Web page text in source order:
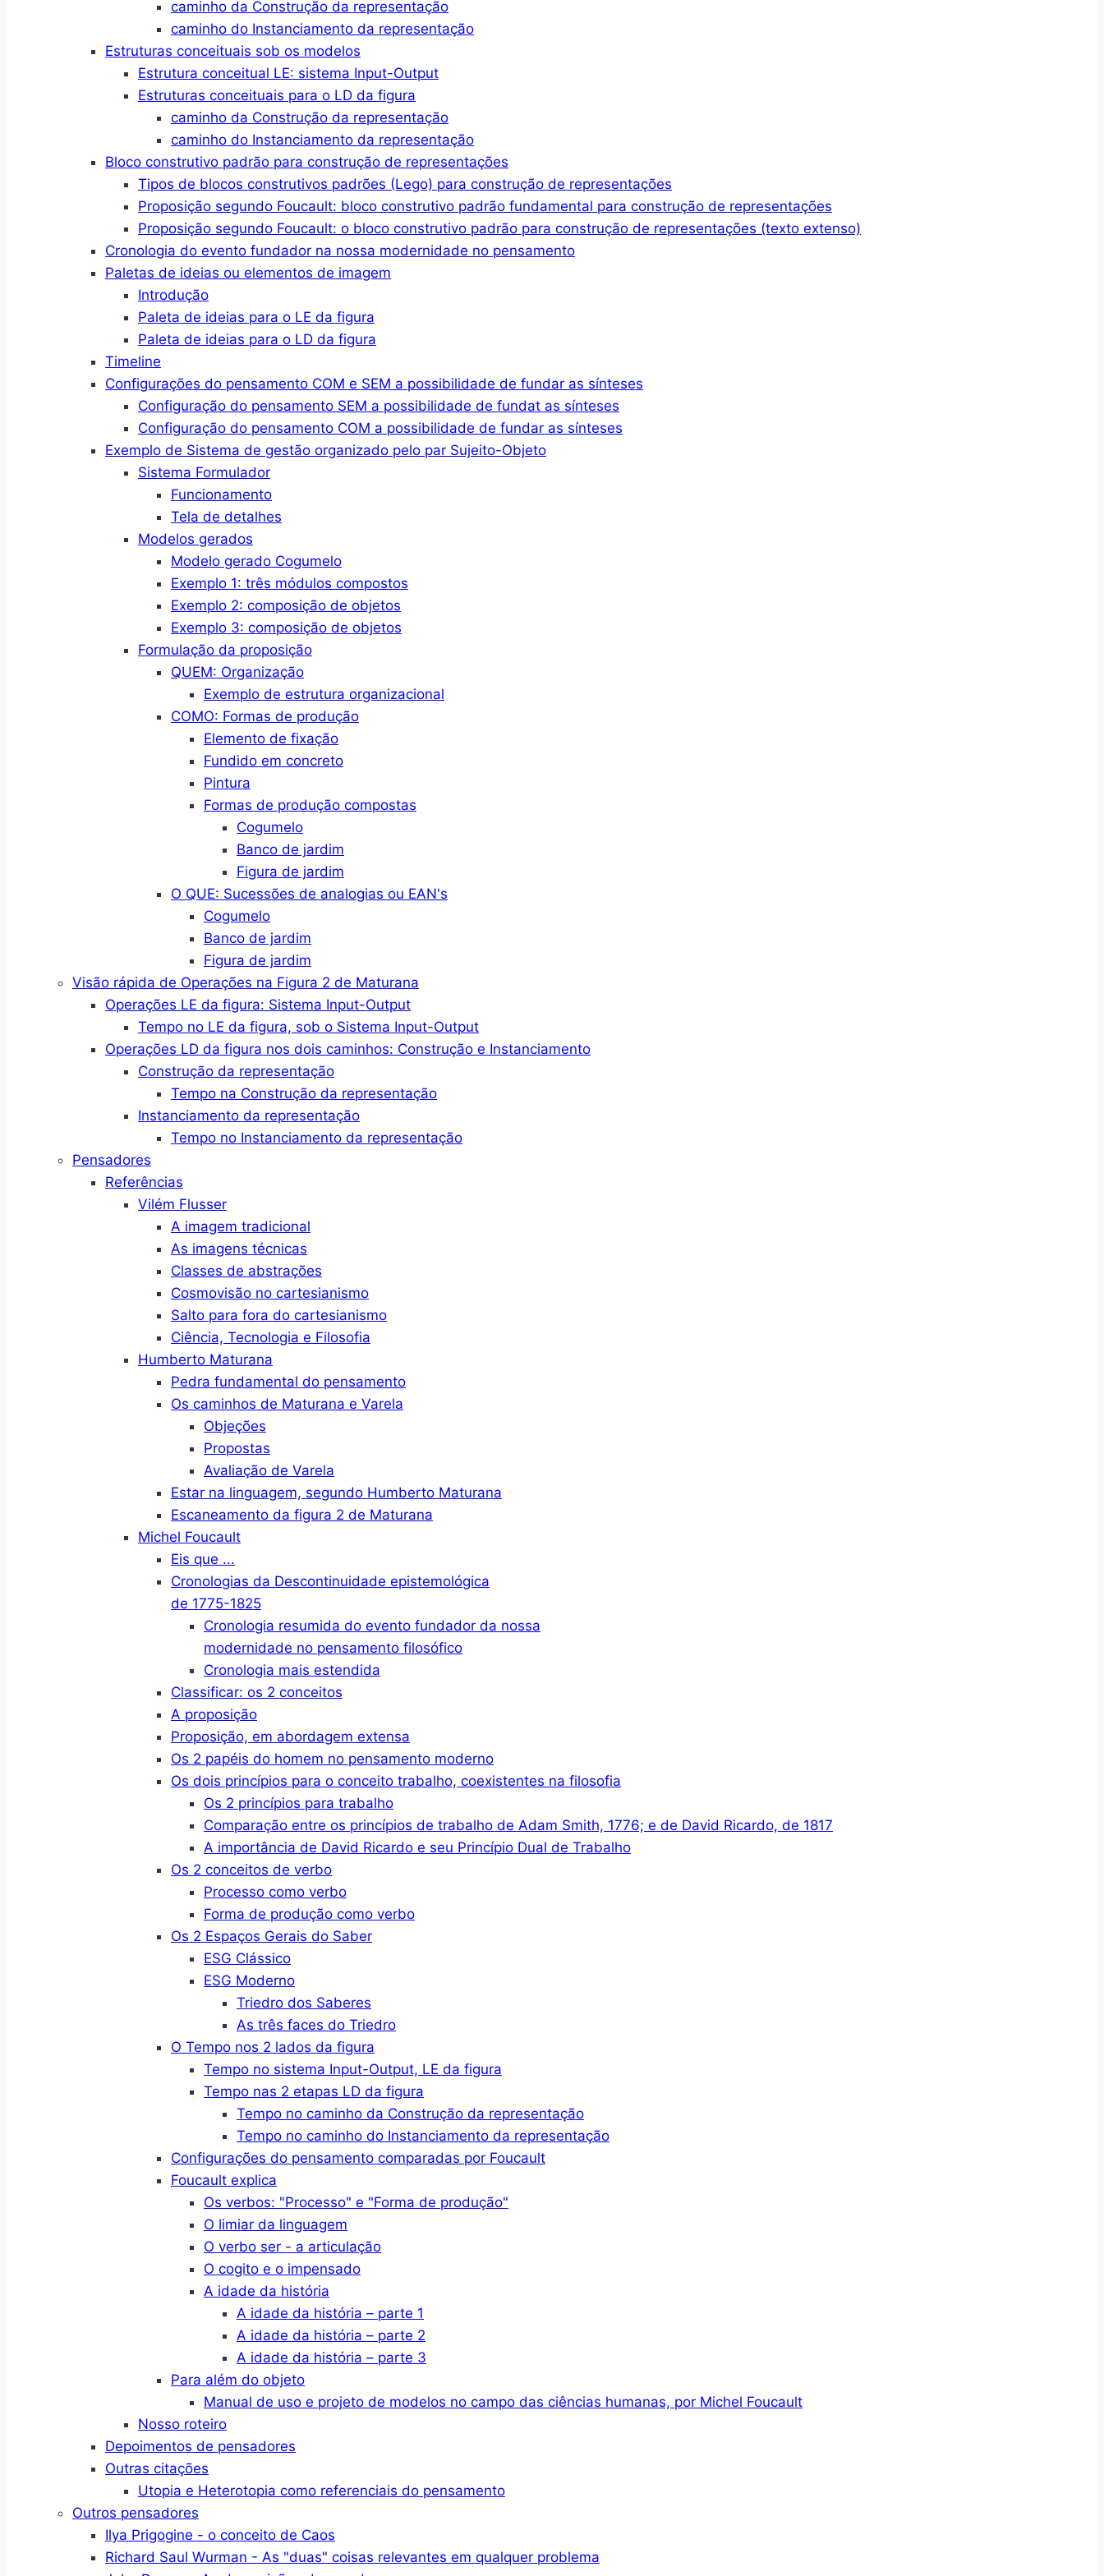
caminho da Construção da representação
caminho do Instanciamento da representação
Estruturas conceituais sob os modelos
Estrutura conceitual LE: sistema Input-Output
Estruturas conceituais para o LD da figura
caminho da Construção da representação
caminho do Instanciamento da representação
Bloco construtivo padrão para construção de representações
Tipos de blocos construtivos padrões (Lego) para construção de representações
Proposição segundo Foucault: bloco construtivo padrão fundamental para construção de representações
Proposição segundo Foucault: o bloco construtivo padrão para construção de representações (texto extenso)
Cronologia do evento fundador na nossa modernidade no pensamento
Paletas de ideias ou elementos de imagem
Introdução
Paleta de ideias para o LE da figura
Paleta de ideias para o LD da figura
Timeline
Configurações do pensamento COM e SEM a possibilidade de fundar as sínteses
Configuração do pensamento SEM a possibilidade de fundat as sínteses
Configuração do pensamento COM a possibilidade de fundar as sínteses
Exemplo de Sistema de gestão organizado pelo par Sujeito-Objeto
Sistema Formulador
Funcionamento
Tela de detalhes
Modelos gerados
Modelo gerado Cogumelo
Exemplo 1: três módulos compostos
Exemplo 2: composição de objetos
Exemplo 3: composição de objetos
Formulação da proposição
QUEM: Organização
Exemplo de estrutura organizacional
COMO: Formas de produção
Elemento de fixação
Fundido em concreto
Pintura
Formas de produção compostas
Cogumelo
Banco de jardim
Figura de jardim
O QUE: Sucessões de analogias ou EAN's
Cogumelo
Banco de jardim
Figura de jardim
Visão rápida de Operações na Figura 2 de Maturana
Operações LE da figura: Sistema Input-Output
Tempo no LE da figura, sob o Sistema Input-Output
Operações LD da figura nos dois caminhos: Construção e Instanciamento
Construção da representação
Tempo na Construção da representação
Instanciamento da representação
Tempo no Instanciamento da representação
Pensadores
Referências
Vilém Flusser
A imagem tradicional
As imagens técnicas
Classes de abstrações
Cosmovisão no cartesianismo
Salto para fora do cartesianismo
Ciência, Tecnologia e Filosofia
Humberto Maturana
Pedra fundamental do pensamento
Os caminhos de Maturana e Varela
Objeções
Propostas
Avaliação de Varela
Estar na linguagem, segundo Humberto Maturana
Escaneamento da figura 2 de Maturana
Michel Foucault
Eis que ...
Cronologias da Descontinuidade epistemológica
de 1775-1825
Cronologia resumida do evento fundador da nossa
modernidade no pensamento filosófico
Cronologia mais estendida
Classificar: os 2 conceitos
A proposição
Proposição, em abordagem extensa
Os 2 papéis do homem no pensamento moderno
Os dois princípios para o conceito trabalho, coexistentes na filosofia
Os 2 princípios para trabalho
Comparação entre os princípios de trabalho de Adam Smith, 1776; e de David Ricardo, de 1817
A importância de David Ricardo e seu Princípio Dual de Trabalho
Os 2 conceitos de verbo
Processo como verbo
Forma de produção como verbo
Os 2 Espaços Gerais do Saber
ESG Clássico
ESG Moderno
Triedro dos Saberes
As três faces do Triedro
O Tempo nos 2 lados da figura
Tempo no sistema Input-Output, LE da figura
Tempo nas 2 etapas LD da figura
Tempo no caminho da Construção da representação
Tempo no caminho do Instanciamento da representação
Configurações do pensamento comparadas por Foucault
Foucault explica
Os verbos: "Processo" e "Forma de produção"
O limiar da linguagem
O verbo ser - a articulação
O cogito e o impensado
A idade da história
A idade da história – parte 1
A idade da história – parte 2
A idade da história – parte 3
Para além do objeto
Manual de uso e projeto de modelos no campo das ciências humanas, por Michel Foucault
Nosso roteiro
Depoimentos de pensadores
Outras citações
Utopia e Heterotopia como referenciais do pensamento
Outros pensadores
Ilya Prigogine - o conceito de Caos
Richard Saul Wurman - As "duas" coisas relevantes em qualquer problema